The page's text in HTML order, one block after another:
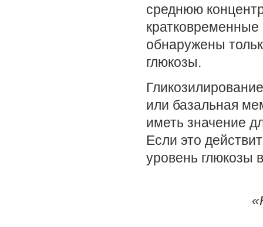
среднюю
кратковременные
обнаружены
глюкозы.
или базальная
иметь значение
Если это
уровень глюкозы